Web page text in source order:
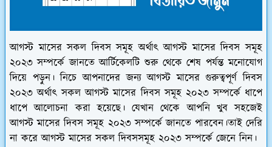
আগস্ট মাসের সকল দিবস সমূহ অর্থাৎ আগস্ট মাসের দিবস সমূহ
২০২৩ সম্পর্কে জানতে আর্টিকেলটি শুরু থেকে শেষ পর্যন্ত মনোযোগ
দিয়ে পড়ুন। নিচে আপনাদের জন্য আগস্ট মাসের গুরুত্বপূর্ণ দিবস
২০২৩ অর্থাৎ সকল আগস্ট মাসের দিবস সমূহ ২০২৩ সম্পর্কে ধাপে
ধাপে আলোচনা করা হয়েছে। যেখান থেকে আপনি খুব সহজেই
আগস্ট মাসের দিবস সমূহ ২০২৩ সম্পর্কে জানতে পারবেন।তাই দেরি
না করে আগস্ট মাসের সকল দিবসসমূহ ২০২৩ সম্পর্কে জেনে নিন।